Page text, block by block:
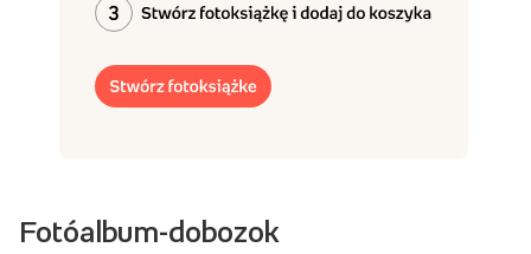
Fotóalbum-dobozok